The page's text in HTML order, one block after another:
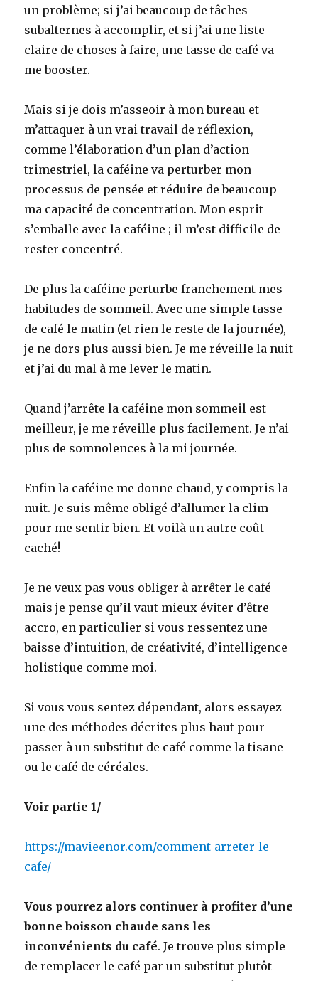
un problème; si j’ai beaucoup de tâches
subalternes à accomplir, et si j’ai une liste
claire de choses à faire, une tasse de café va
me booster.
Mais si je dois m’asseoir à mon bureau et
m’attaquer à un vrai travail de réflexion,
comme l’élaboration d’un plan d’action
trimestriel, la caféine va perturber mon
processus de pensée et réduire de beaucoup
ma capacité de concentration. Mon esprit
s’emballe avec la caféine ; il m’est difficile de
rester concentré.
De plus la caféine perturbe franchement mes
habitudes de sommeil. Avec une simple tasse
de café le matin (et rien le reste de la journée),
je ne dors plus aussi bien. Je me réveille la nuit
et j’ai du mal à me lever le matin.
Quand j’arrête la caféine mon sommeil est
meilleur, je me réveille plus facilement. Je n’ai
plus de somnolences à la mi journée.
Enfin la caféine me donne chaud, y compris la
nuit. Je suis même obligé d’allumer la clim
pour me sentir bien. Et voilà un autre coût
caché!
Je ne veux pas vous obliger à arrêter le café
mais je pense qu’il vaut mieux éviter d’être
accro, en particulier si vous ressentez une
baisse d’intuition, de créativité, d’intelligence
holistique comme moi.
Si vous vous sentez dépendant, alors essayez
une des méthodes décrites plus haut pour
passer à un substitut de café comme la tisane
ou le café de céréales.
Voir partie 1/
https://mavieenor.com/comment-arreter-le-
cafe/
Vous pourrez alors continuer à profiter d’une
bonne boisson chaude sans les
inconvénients du café. Je trouve plus simple
de remplacer le café par un substitut plutôt